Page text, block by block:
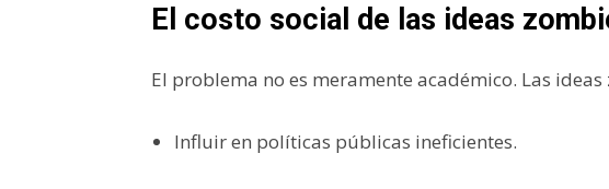
El costo social de las ideas
El problema no es meramente académico. Las
Influir en políticas públicas ineficientes.